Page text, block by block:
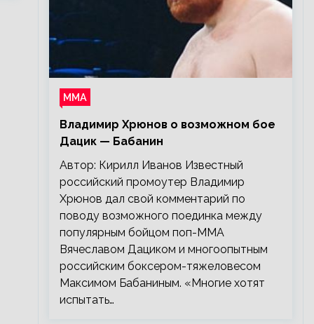
ММА
Владимир Хрюнов о возможном бое
Дацик — Бабанин
Автор: Кирилл Иванов Известный
российский промоутер Владимир
Хрюнов дал свой комментарий по
поводу возможного поединка между
популярным бойцом поп-ММА
Вячеславом Дациком и многоопытным
российским боксером-тяжеловесом
Максимом Бабаниным. «Многие хотят
испытать…